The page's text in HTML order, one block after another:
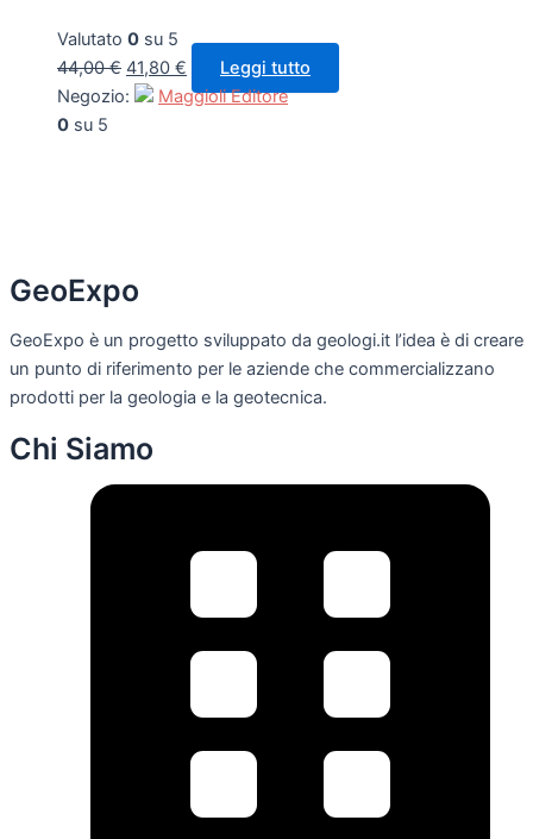
Valutato 0 su 5
44,00€ 41,80 €
Leggi tutto
Negozio:
Maggioli Editore
0 su 5
GeoExpo
GeoExpo è un progetto sviluppato da geologi.it l’idea è di creare
un punto di riferimento per le aziende che commercializzano
prodotti per la geologia e la geotecnica.
Chi Siamo